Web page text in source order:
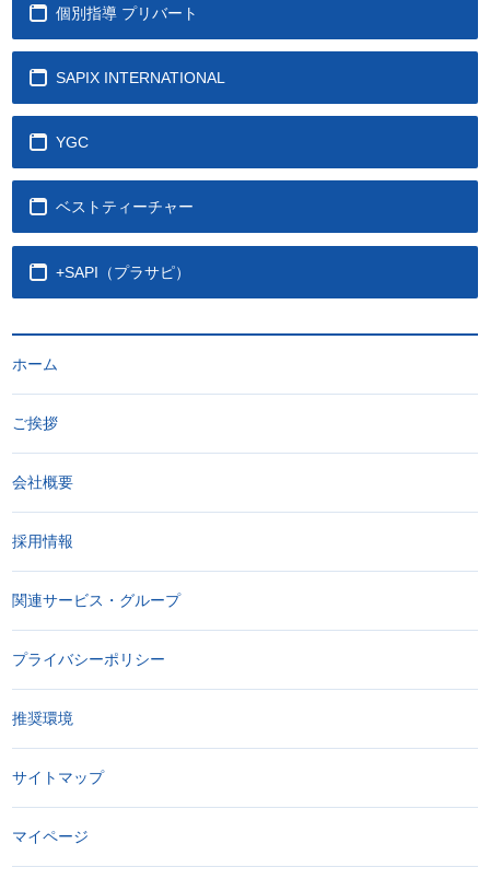
個別指導 プリバート
SAPIX INTERNATIONAL
YGC
ベストティーチャー
+SAPI（プラサピ）
ホーム
ご挨拶
会社概要
採用情報
関連サービス・グループ
プライバシーポリシー
推奨環境
サイトマップ
マイページ